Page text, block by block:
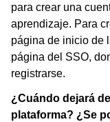
para crear una
aprendizaje. Para
página de inicio de
página del SSO,
registrarse.
¿Cuándo dejará
plataforma? ¿Se